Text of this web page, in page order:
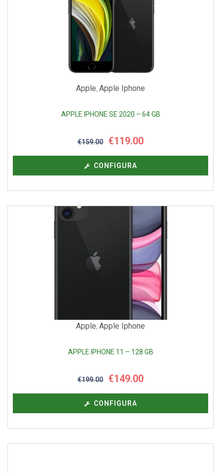
Apple Apple Iphone
APPLE IPHONE SE 2020 – 64 GB
€159.00 €119.00
CONFIGURA
Apple Apple Iphone
APPLE IPHONE 11 – 128 GB
€199.00 €149.00
CONFIGURA